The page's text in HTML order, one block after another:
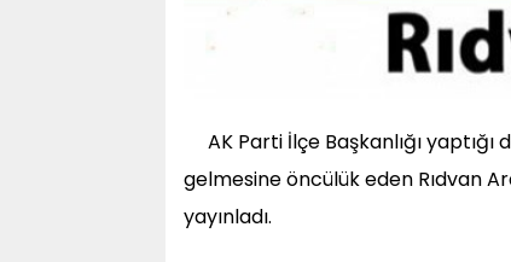
AK Parti İlçe Başkanlığı
gelmesine öncülük eden Rıdvan
yayınladı.